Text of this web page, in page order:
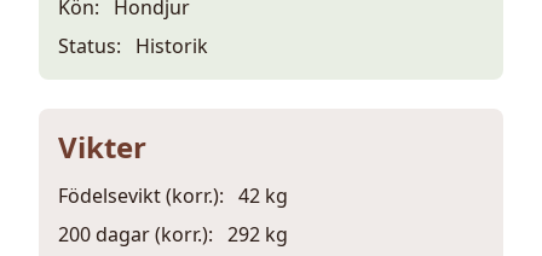
Kön:
Hondjur
Status:
Historik
Vikter
Födelsevikt (korr.): 42 kg
200 dagar (korr.): 292 kg